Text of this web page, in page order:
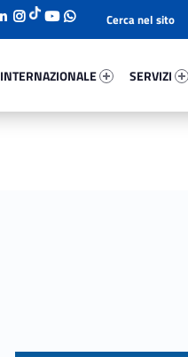
INTERNAZIONALE
SERVIZI